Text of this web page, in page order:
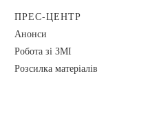
ПРЕС-ЦЕНТР
Анонси
Робота зі ЗМІ
Розсилка матеріалів